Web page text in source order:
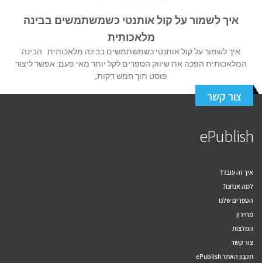
איך לשמור על קול אותנטי כשמשתמשים בבינה
מלאכותית
איך לשמור על קול אותנטי כשמשתמשים בבינה מלאכותית הבינה
המלאכותית הפכה את שיווק הספרים לקל יותר מאי פעם: אפשר ליצור
פוסט תוך חמש דקות,
צור קשר
ePublish
איך זה עובד?
למה אנחנו?
הספרים שלנו
מחירון
המלצות
צור קשר
תקנון האתר ePublish